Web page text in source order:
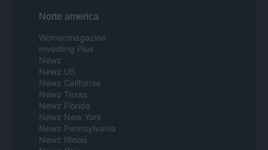
Norte america
Womanmagazine
Investing Plus
Newz
Newz US
Newz California
Newz Texas
Newz Florida
Newz New York
Newz Pennsylvania
Newz Illinois